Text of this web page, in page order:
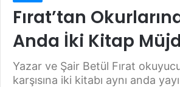
Fırat’tan
Anda İki Kitap
Yazar ve Şair Betül Fırat
karşısına iki kitabı aynı anda